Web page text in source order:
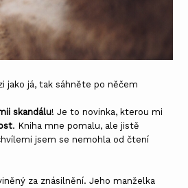
jako já, tak sáhněte po něčem
skandálu! Je to novinka, kterou mi
. Kniha mne pomalu, ale jistě
jsem se nemohla od čtení
za znásilnění. Jeho manželka